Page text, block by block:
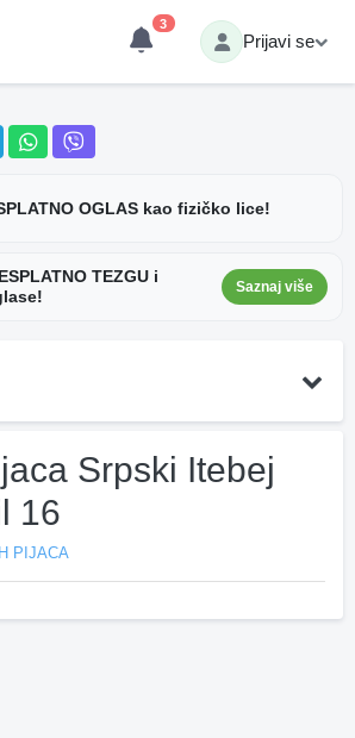
3
Prijavi se
OGLAS kao fizičko lice!
TEZGU i
Saznaj više
Srpski Itebej
16
PIJACA